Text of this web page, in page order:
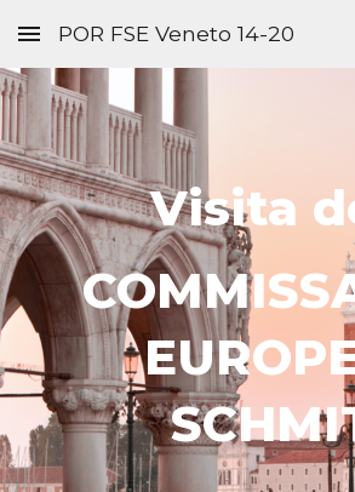
Skip to main content
POR FSE Veneto 14-20
Visita